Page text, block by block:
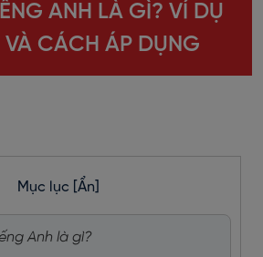
ANH LÀ GÌ? VÍ DỤ
VÀ CÁCH ÁP DỤNG
Mục lục [Ẩn]
Anh là gì?